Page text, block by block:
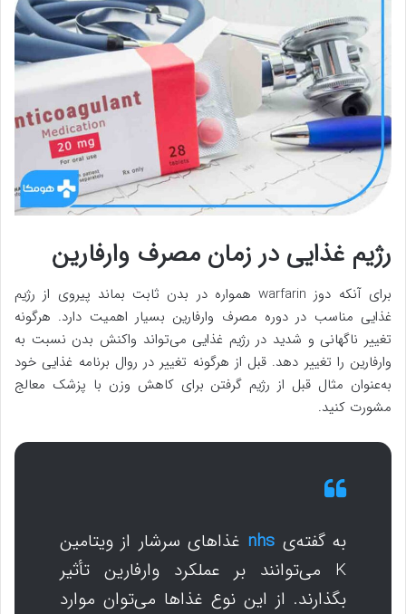
رژیم غذایی در زمان مصرف وارفارین
برای آنکه دوز warfarin همواره در بدن ثابت بماند پیروی از رژیم
غذایی مناسب در دوره مصرف وارفارین بسیار اهمیت دارد. هرگونه
تغییر ناگهانی و شدید در رژیم غذایی می‌تواند واکنش بدن نسبت به
وارفارین را تغییر دهد. قبل از هرگونه تغییر در روال برنامه غذایی خود
به‌عنوان مثال قبل از رژیم گرفتن برای کاهش وزن با پزشک معالج
مشورت کنید.
به گفته‌ی nhs غذاهای سرشار از ویتامین
K می‌توانند بر عملکرد وارفارین تأثیر
بگذارند. از این نوع غذاها می‌توان موارد